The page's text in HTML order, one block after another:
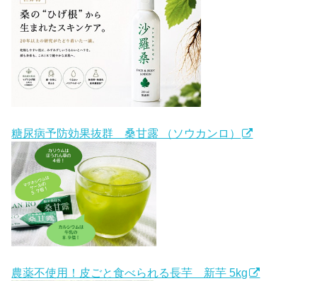
糖尿病予防効果抜群 桑甘露 （ソウカンロ）
農薬不使用！皮ごと食べられる長芋 新芋 5kg